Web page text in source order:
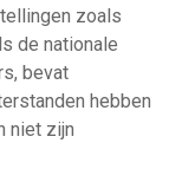
zoals
de nationale
bevat
hebben
niet zijn